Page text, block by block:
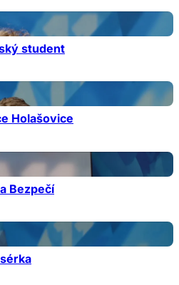
student
Holašovice
Bezpečí